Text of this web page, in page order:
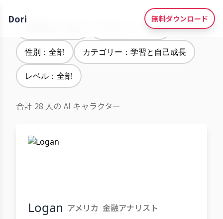
Dori 無料ダウンロード
アクセント：全部
性別：全部 カテゴリー：学習と自己成長
レベル：全部
合計 28 人の AI キャラクター
Logan アメリカ 金融アナリスト